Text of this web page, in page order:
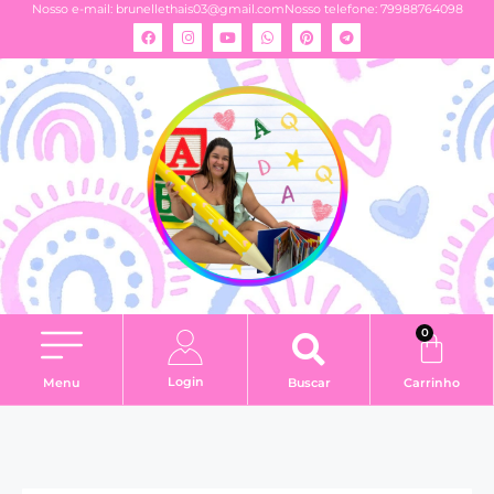
Nosso e-mail: brunellethais03@gmail.comNosso telefone: 79988764098
Menu Login Buscar
0
Carrinho